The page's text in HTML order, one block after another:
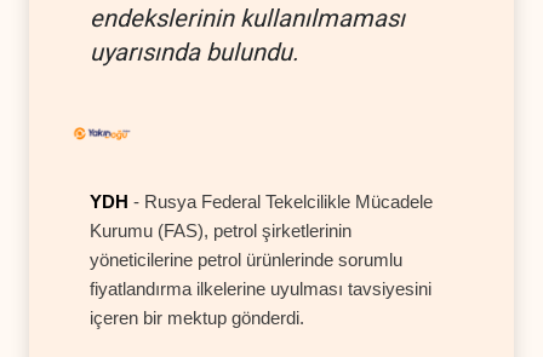
endekslerinin kullanılmaması
uyarısında bulundu.
YDH - Rusya Federal Tekelcilikle Mücadele
Kurumu (FAS), petrol şirketlerinin
yöneticilerine petrol ürünlerinde sorumlu
fiyatlandırma ilkelerine uyulması tavsiyesini
içeren bir mektup gönderdi.